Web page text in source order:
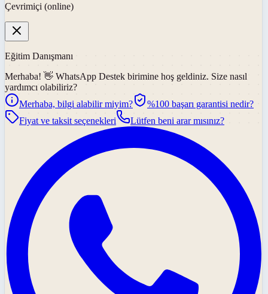
Çevrimiçi (online)
Eğitim Danışmanı
Merhaba! 👋 WhatsApp Destek birimine hoş geldiniz. Size nasıl
yardımcı olabiliriz?
Merhaba, bilgi alabilir miyim?
%100 başarı garantisi nedir?
Fiyat ve taksit seçenekleri
Lütfen beni arar mısınız?